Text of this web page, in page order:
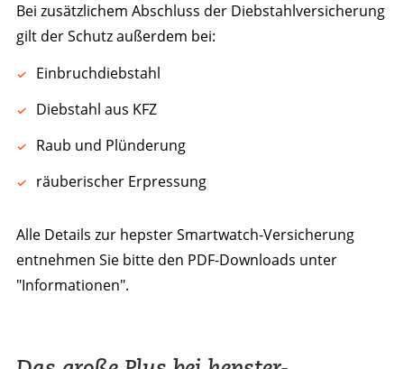
Bei zusätzlichem Abschluss der Diebstahlversicherung
gilt der Schutz außerdem bei:
Einbruchdiebstahl
Diebstahl aus KFZ
Raub und Plünderung
räuberischer Erpressung
Alle Details zur hepster Smartwatch-Versicherung
entnehmen Sie bitte den PDF-Downloads unter
"Informationen".